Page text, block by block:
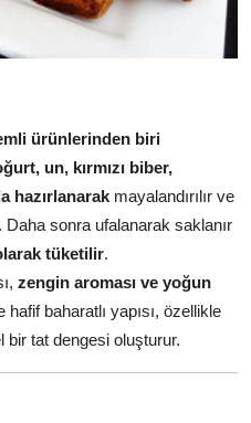
ürünlerinden biri
un, kırmızı biber,
hazırlanarak mayalandırılır ve
sonra ufalanarak saklanır
tüketilir.
zengin aroması ve yoğun
baharatlı yapısı, özellikle
tat dengesi oluşturur.